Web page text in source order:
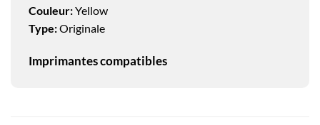
Couleur:Yellow
Type:Originale
Imprimantes compatibles